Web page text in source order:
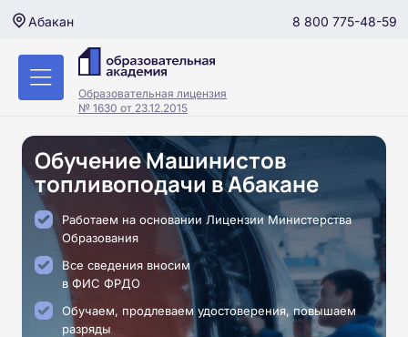
Абакан 8 800 775-48-59
Образовательная лицензия
№ 1630 от 23.12.2015
Обучение Машинистов
топливоподачи в Абакане
Работаем на основании Лицензии Министерства
Образования
Все сведения вносим
в ФИС ФРДО
Обучаем, продлеваем удостоверения, повышаем
разряды